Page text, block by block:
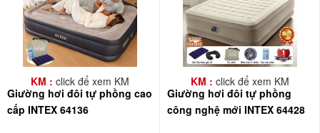
KM : click để xem KM
Giường hơi đôi tự phồng cao
cấp INTEX 64136
KM : click để xem KM
Giường hơi đôi tự phồng
công nghệ mới INTEX 64428